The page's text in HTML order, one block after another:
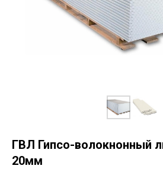
ГВЛ Гипсо-волокнонный
20мм